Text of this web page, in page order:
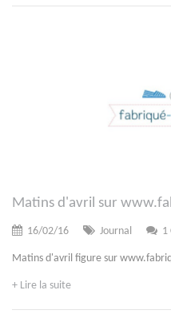
Matins d'avril sur
16/02/16 Journal 1
Matins d'avril figure sur
+ Lire la suite